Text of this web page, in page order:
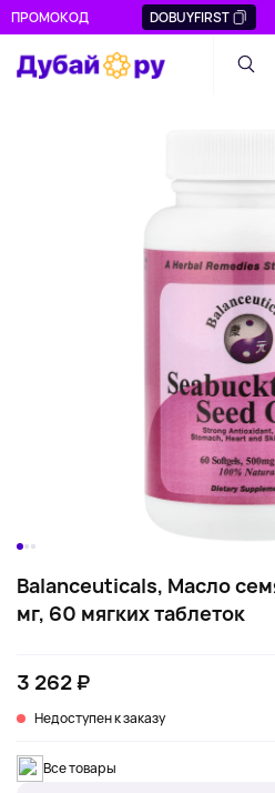
ПРОМОКОД DOBUYFIRST
Balanceuticals, Масло
мг, 60 мягких таблеток
3 262 ₽
Недоступен к заказу
Все товары